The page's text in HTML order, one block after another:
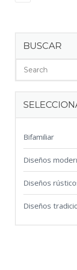
BUSCAR
Bifamiliar
Diseños
Diseños
Diseños